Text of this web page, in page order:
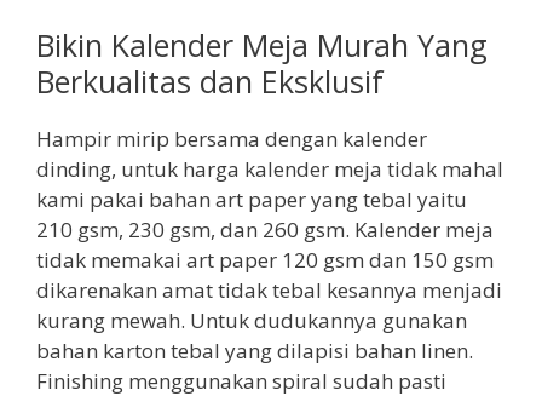
Bikin Kalender Meja Murah Yang
Berkualitas dan Eksklusif
Hampir mirip bersama dengan kalender
dinding, untuk harga kalender meja tidak mahal
kami pakai bahan art paper yang tebal yaitu
210 gsm, 230 gsm, dan 260 gsm. Kalender meja
tidak memakai art paper 120 gsm dan 150 gsm
dikarenakan amat tidak tebal kesannya menjadi
kurang mewah. Untuk dudukannya gunakan
bahan karton tebal yang dilapisi bahan linen.
Finishing menggunakan spiral sudah pasti